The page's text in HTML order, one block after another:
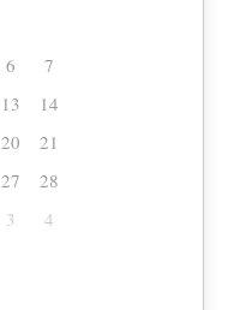
6
7
13
14
20
21
27
28
3 4